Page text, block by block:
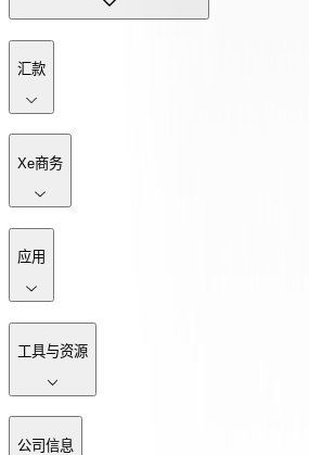
汇款
Xe商务
应用
工具与资源
公司信息